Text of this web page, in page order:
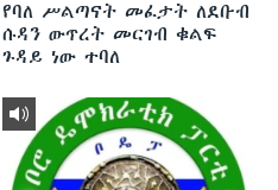
የባለ ሥልጣናት መፈታት ለደቡብ
ሱዳን ውጥረት መርገብ ቁልፍ
ጉዳይ ነው ተባለ